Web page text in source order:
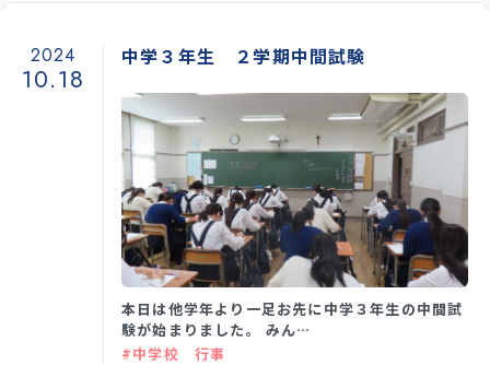
2024
10.18
中学３年生 ２学期中間試験
本日は他学年より一足お先に中学３年生の中間試
験が始まりました。 みん…
#中学校 行事